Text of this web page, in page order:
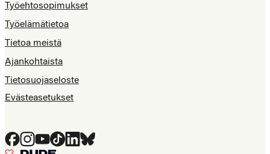
Työehtosopimukset
Työelämätietoa
Tietoa meistä
Ajankohtaista
Tietosuojaseloste
Evästeasetukset
Facebook
Instagram
YouTube
TiktokLinkedIn
Bluesky